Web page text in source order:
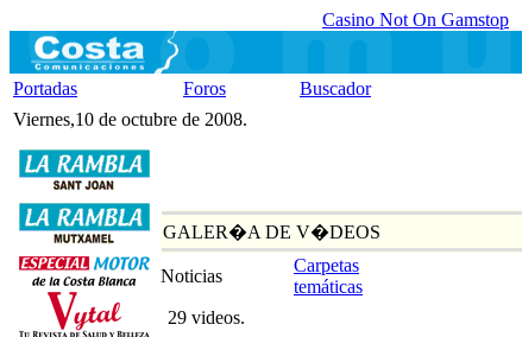
Casino Not On Gamstop
Portadas Foros
Buscador
Viernes,10 de octubre de 2008.
GALER�A DE V�DEOS
Noticias
Carpetas
temáticas
29 videos.